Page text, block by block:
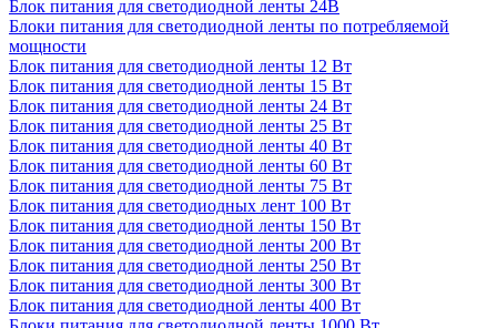
Блок питания для светодиодной ленты 24В
Блоки питания для светодиодной ленты по потребляемой
мощности
Блок питания для светодиодной ленты 12 Вт
Блок питания для светодиодной ленты 15 Вт
Блок питания для светодиодной ленты 24 Вт
Блок питания для светодиодной ленты 25 Вт
Блок питания для светодиодной ленты 40 Вт
Блок питания для светодиодной ленты 60 Вт
Блок питания для светодиодной ленты 75 Вт
Блок питания для светодиодных лент 100 Вт
Блок питания для светодиодной ленты 150 Вт
Блок питания для светодиодной ленты 200 Вт
Блок питания для светодиодной ленты 250 Вт
Блок питания для светодиодной ленты 300 Вт
Блок питания для светодиодной ленты 400 Вт